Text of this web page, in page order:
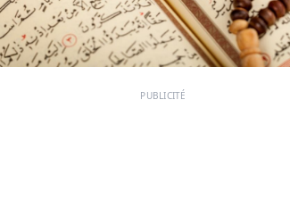
PUBLICITÉ